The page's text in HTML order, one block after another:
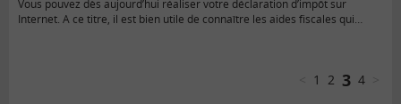
Vous pouvez dès aujourd’hui réaliser votre déclaration d’impôt sur
Internet. A ce titre, il est bien utile de connaître les aides fiscales qui
1 2 3 4